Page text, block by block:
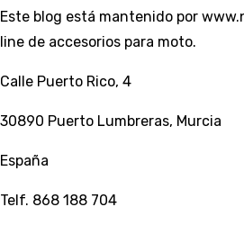
Este blog está mantenido por
line de accesorios para moto.
Calle Puerto Rico, 4
30890 Puerto Lumbreras, Murcia
España
Telf. 868 188 704